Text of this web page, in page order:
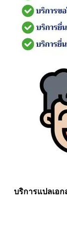
บริการแปลเอ